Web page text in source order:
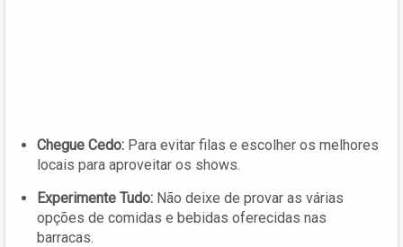
Chegue Cedo: Para evitar filas e escolher os melhores
locais para aproveitar os shows.
Experimente Tudo: Não deixe de provar as várias
opções de comidas e bebidas oferecidas nas
barracas.